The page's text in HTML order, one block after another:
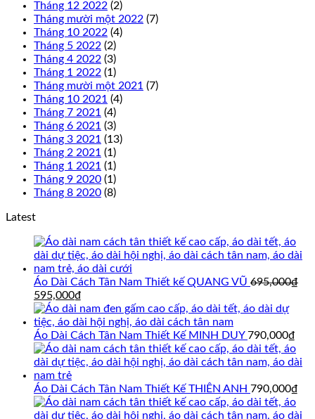
Tháng 12 2022 (2)
Tháng mười một 2022 (7)
Tháng 10 2022 (4)
Tháng 5 2022 (2)
Tháng 4 2022 (3)
Tháng 1 2022 (1)
Tháng mười một 2021 (7)
Tháng 10 2021 (4)
Tháng 7 2021 (4)
Tháng 6 2021 (3)
Tháng 3 2021 (13)
Tháng 2 2021 (1)
Tháng 1 2021 (1)
Tháng 9 2020 (1)
Tháng 8 2020 (8)
Latest
Áo Dài Cách Tân Nam Thiết kế QUANG VŨ 695,000₫
Giá
gốc
là:
695,000₫.
595,000₫
hiện
tại
là:
595,000₫.
Áo Dài Cách Tân Nam Thiết Kế MINH DUY 790,000₫
Áo Dài Cách Tân Nam Thiết Kế THIÊN ANH 790,000₫